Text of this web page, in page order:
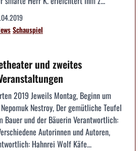
Schauspiel
und zweites
2019 Jeweils Montag, Beginn um
Nestroy, Der gemütliche Teufel
Bauer und der Bäuerin Verantwortlich:
Autorinnen und Autoren,
Hahnrei Wolf Käfe...